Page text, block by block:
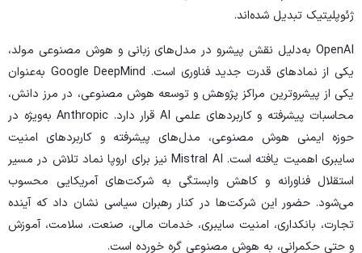
ژئوپلیتیک تبدیل شده‌اند.
OpenAI به‌دلیل نقش پیشرو در مدل‌های زبانی و هوش مصنوعی مولد،
یکی از نماد‌های قدرت جدید فناوری است. Google DeepMind به‌عنوان
یکی از پیشروترین مراکز پژوهش و توسعه هوش مصنوعی، در مرز دانش،
محاسبات پیشرفته و کاربرد‌های علمی AI قرار دارد. Anthropic به‌ویژه در
حوزه ایمنی هوش مصنوعی، مدل‌های پیشرفته و کاربرد‌های امنیت
سایبری اهمیت یافته است. Mistral AI نیز برای اروپا نماد تلاش در مسیر
استقلال فناورانه و کاهش وابستگی به شرکت‌های آمریکایی محسوب
می‌شود. حضور این شرکت‌ها در کنار رهبران سیاسی نشان داد که آینده
تجارت، بانکداری، امنیت سایبری، خدمات مالی، صنعت، سلامت، آموزش
و حتی حکمرانی، به هوش مصنوعی گره خورده است.